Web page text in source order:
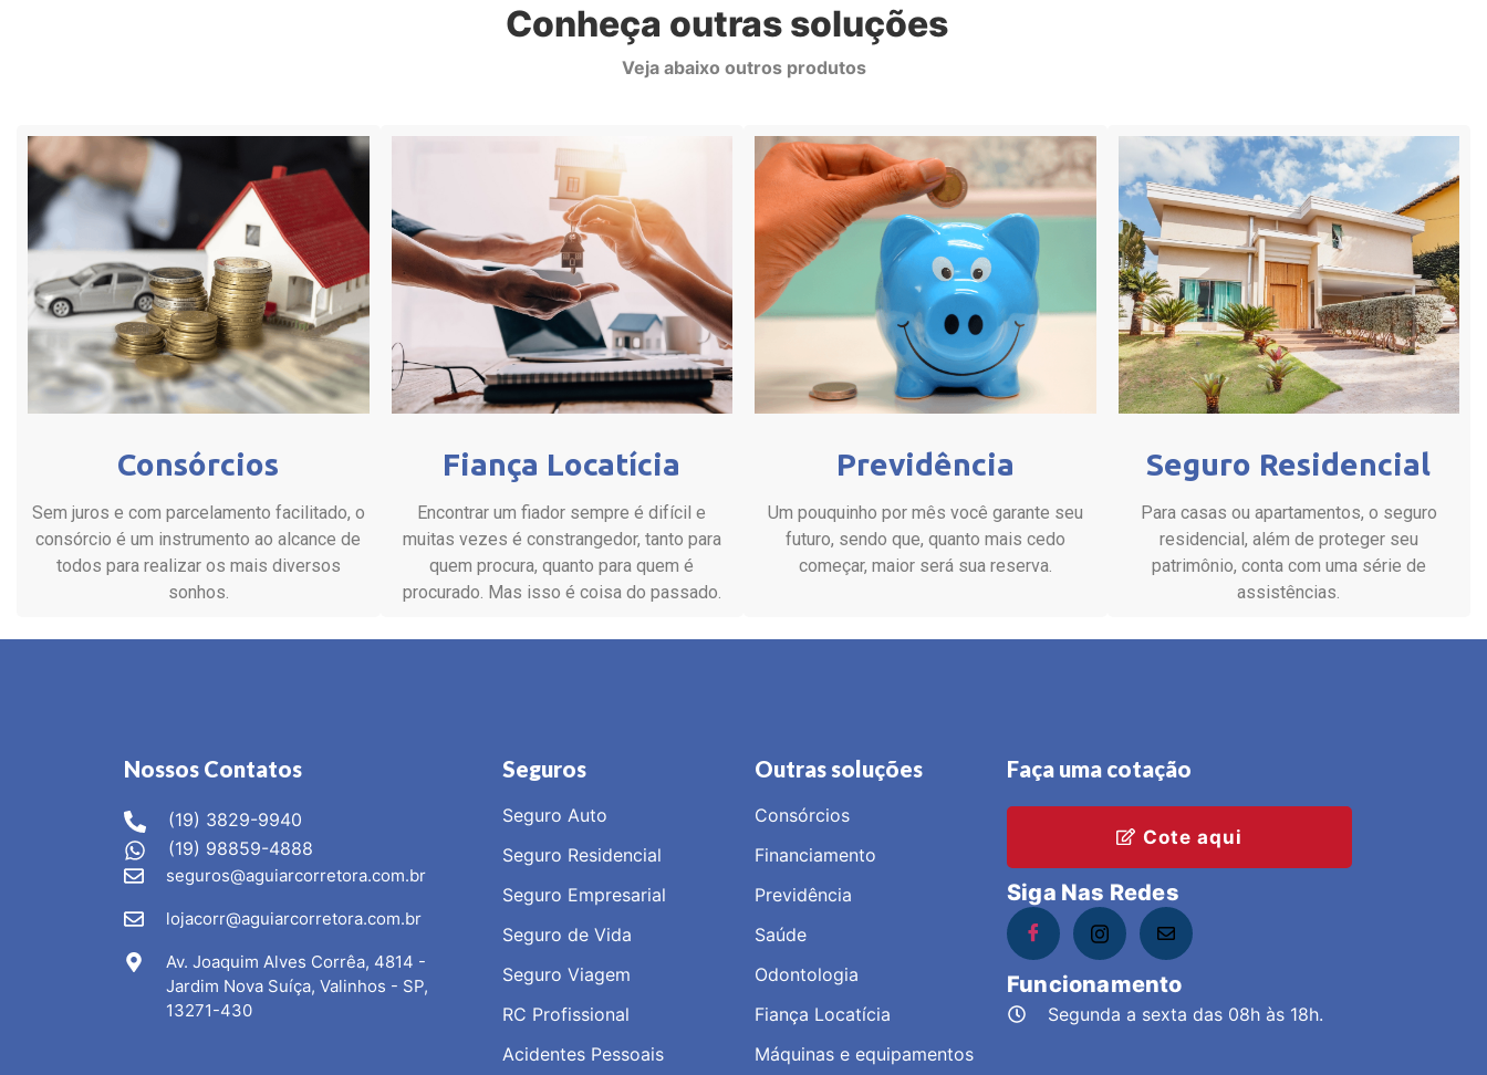
Conheça outras soluções
Veja abaixo outros produtos
Consórcios
Sem juros e com parcelamento facilitado, o
consórcio é um instrumento ao alcance de
todos para realizar os mais diversos
sonhos.
Fiança Locatícia
Encontrar um fiador sempre é difícil e
muitas vezes é constrangedor, tanto para
quem procura, quanto para quem é
procurado. Mas isso é coisa do passado.
Previdência
Um pouquinho por mês você garante seu
futuro, sendo que, quanto mais cedo
começar, maior será sua reserva.
Seguro Residencial
Para casas ou apartamentos, o seguro
residencial, além de proteger seu
patrimônio, conta com uma série de
assistências.
Nossos Contatos
(19) 3829-9940
(19) 98859-4888
seguros@aguiarcorretora.com.br
lojacorr@aguiarcorretora.com.br
Av. Joaquim Alves Corrêa, 4814 -
Jardim Nova Suíça, Valinhos - SP,
13271-430
Seguros
Seguro Auto
Seguro Residencial
Seguro Empresarial
Seguro de Vida
Seguro Viagem
RC Profissional
Acidentes Pessoais
Outras soluções
Consórcios
Financiamento
Previdência
Saúde
Odontologia
Fiança Locatícia
Máquinas e equipamentos
Faça uma cotação
Cote aqui
Siga Nas Redes
Funcionamento
Segunda a sexta das 08h às 18h.